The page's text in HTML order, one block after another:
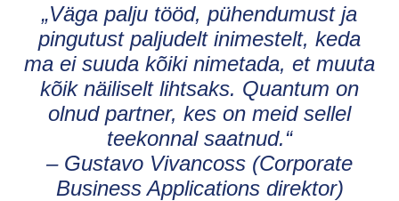
„Väga palju tööd, pühendumust ja
pingutust paljudelt inimestelt, keda
ma ei suuda kõiki nimetada, et muuta
kõik näiliselt lihtsaks. Quantum on
olnud partner, kes on meid sellel
teekonnal saatnud.“
– Gustavo Vivancoss (Corporate
Business Applications direktor)